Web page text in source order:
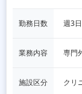
勤務日数 週3
業務内容 専門
施設区分 クリ